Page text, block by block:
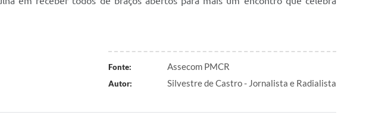
Fonte: Assecom PMCR
Autor: Silvestre de Castro - Jornalista e Radialista